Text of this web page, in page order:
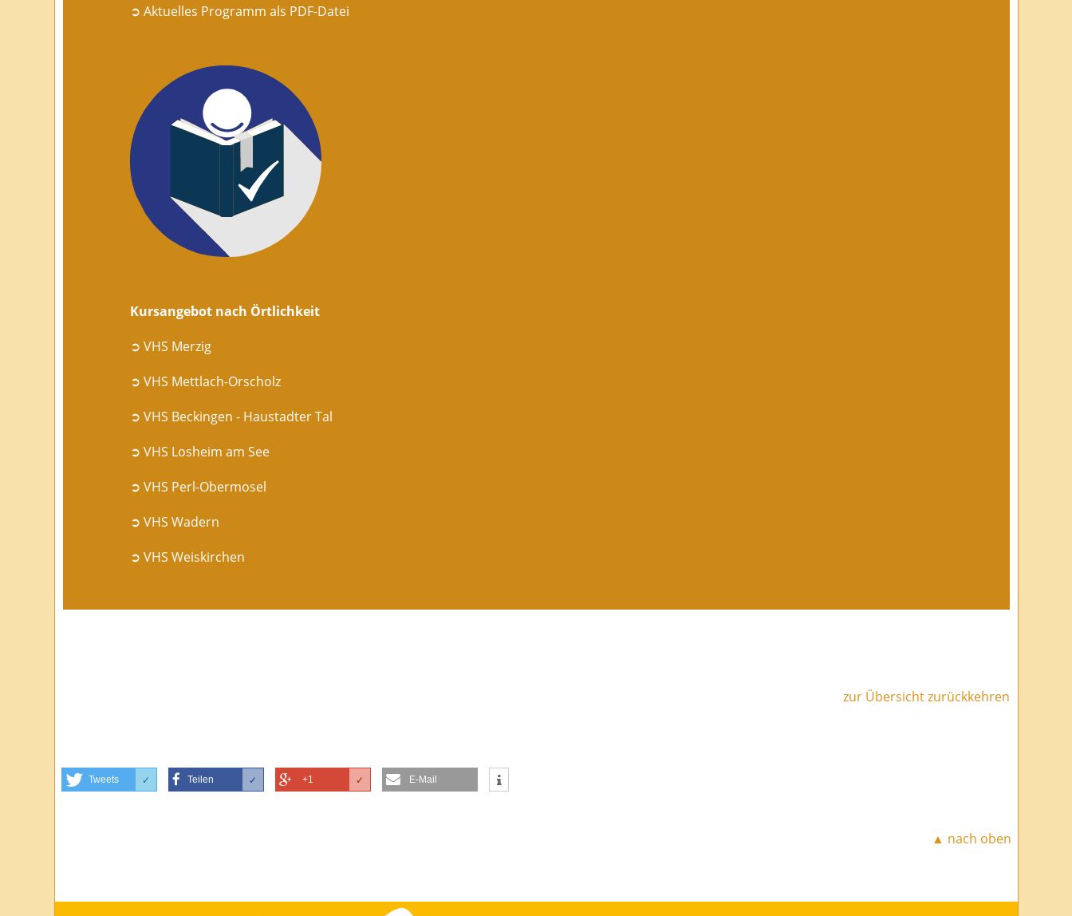
➲ Aktuelles Programm als PDF-Datei
Kursangebot nach Örtlichkeit
➲ VHS Merzig
➲ VHS Mettlach-Orscholz
➲ VHS Beckingen - Haustadter Tal
➲ VHS Losheim am See
➲ VHS Perl-Obermosel
➲ VHS Wadern
➲ VHS Weiskirchen
zur Übersicht zurückkehren
Tweets ✓ Teilen ✓ +1 ✓ E-Mail
▲ nach oben